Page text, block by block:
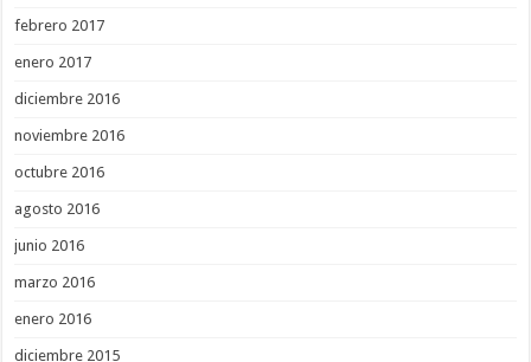
febrero 2017
enero 2017
diciembre 2016
noviembre 2016
octubre 2016
agosto 2016
junio 2016
marzo 2016
enero 2016
diciembre 2015